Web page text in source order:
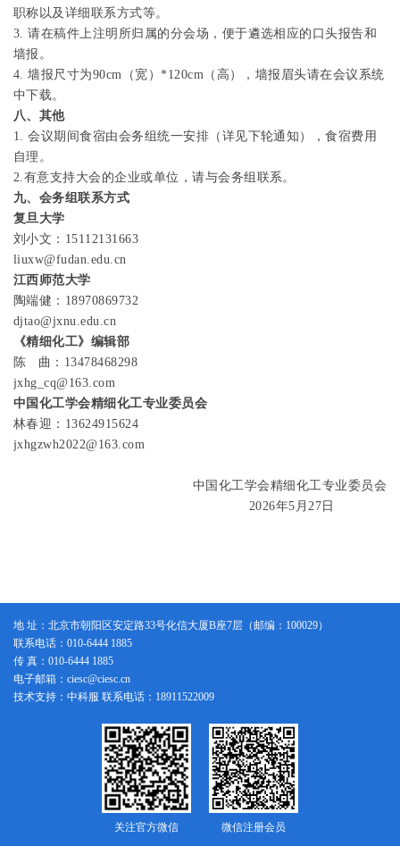
职称以及详细联系方式等。
3.请在稿件上注明所归属的分会场，便于遴选相应的口头报告和
墙报。
4.墙报尺寸为90cm （宽） *120cm （高），墙报眉头请在会议系统
中下载。
八、其他
1.会议期间食宿由会务组统一安排（详见下轮通知），食宿费用
自理。
2.有意支持大会的企业或单位，请与会务组联系。
九、会务组联系方式
复旦大学
刘小文： 15112131663
liuxw@fudan.edu.cn
江西师范大学
陶端健： 18970869732
djtao@jxnu.edu.cn
《精细化工》编辑部
陈
曲： 13478468298
jxhg_cq@163.com
中国化工学会精细化工专业委员会
林春迎： 13624915624
jxhgzwh2022@163.com
中国化工学会精细化工专业委员会
2026年5 月27 日
地 址：北京市朝阳区安定路33号化信大厦B座7层（邮编：100029）
联系电话：010-6444 1885
传 真：010-6444 1885
电子邮箱：ciesc@ciesc.cn
技术支持：中科服 联系电话：18911522009
关注官方微信 微信注册会员